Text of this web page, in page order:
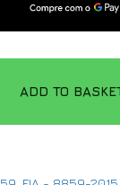
ADD TO